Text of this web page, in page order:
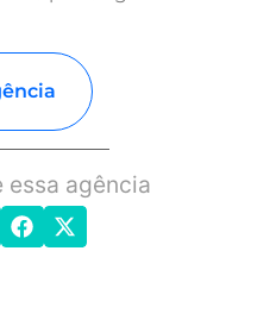
essa agência